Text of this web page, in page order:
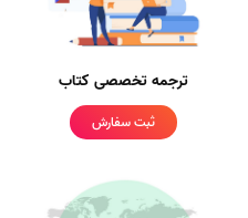
ترجمه تخصصی کتاب
ثبت سفارش